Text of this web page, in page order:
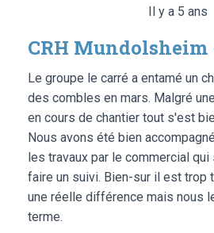
Il y a 5 ans
CRH
Le groupe le carré a entamé un
des combles en mars. Malgré
en cours de chantier tout s'est
Nous avons été bien
les travaux par le commercial
faire un suivi. Bien-sur il est trop
une réelle différence mais nous
terme.